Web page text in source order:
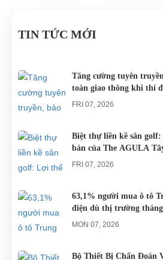
NẴNG
xe đạp, du
thể lựa chọn
cho mình
những
Đà...
khắp cả
nước.
TIN TỨC MỚI
Tăng cường tuyên
toàn giao thông khi thí
phục vụ du lịch
FRI 07, 2026
Biệt thự liền kề sân
bản của The AGULA
FRI 07, 2026
63,1% người mua ô tô
điện dù thị trường
MON 07, 2026
Bộ Thiết Bị Chẩn Đoán